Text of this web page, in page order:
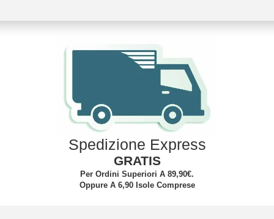
Spedizione Express
GRATIS
Per Ordini Superiori A 89,90€.
Oppure A 6,90 Isole Comprese